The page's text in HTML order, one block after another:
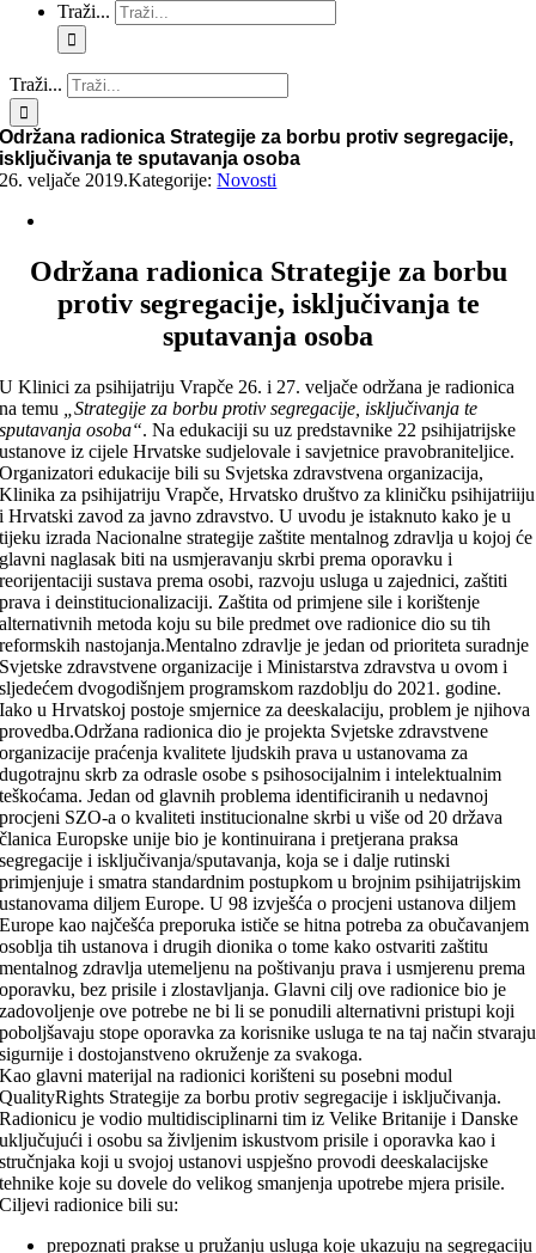
Traži...
Traži...
Održana radionica Strategije za borbu protiv segregacije,
isključivanja te sputavanja osoba
26. veljače 2019.Kategorije:Novosti
Održana radionica Strategije za borbu
protiv segregacije, isključivanja te
sputavanja osoba
U Klinici za psihijatriju Vrapče 26. i 27. veljače održana je radionica
na temu
„Strategije za borbu protiv segregacije, isključivanja te
sputavanja osoba“. Na edukaciji su uz predstavnike 22 psihijatrijske
ustanove iz cijele Hrvatske sudjelovale i savjetnice pravobraniteljice.
Organizatori edukacije bili su Svjetska zdravstvena organizacija,
Klinika za psihijatriju Vrapče, Hrvatsko društvo za kliničku psihijatriiju
i Hrvatski zavod za javno zdravstvo. U uvodu je istaknuto kako je u
tijeku izrada Nacionalne strategije zaštite mentalnog zdravlja u kojoj će
glavni naglasak biti na usmjeravanju skrbi prema oporavku i
reorijentaciji sustava prema osobi, razvoju usluga u zajednici, zaštiti
prava i deinstitucionalizaciji. Zaštita od primjene sile i korištenje
alternativnih metoda koju su bile predmet ove radionice dio su tih
reformskih nastojanja.Mentalno zdravlje je jedan od prioriteta suradnje
Svjetske zdravstvene organizacije i Ministarstva zdravstva u ovom i
sljedećem dvogodišnjem programskom razdoblju do 2021. godine.
Iako u Hrvatskoj postoje smjernice za deeskalaciju, problem je njihova
provedba.Održana radionica dio je projekta Svjetske zdravstvene
organizacije praćenja kvalitete ljudskih prava u ustanovama za
dugotrajnu skrb za odrasle osobe s psihosocijalnim i intelektualnim
teškoćama. Jedan od glavnih problema identificiranih u nedavnoj
procjeni SZO-a o kvaliteti institucionalne skrbi u više od 20 država
članica Europske unije bio je kontinuirana i pretjerana praksa
segregacije i isključivanja/sputavanja, koja se i dalje rutinski
primjenjuje i smatra standardnim postupkom u brojnim psihijatrijskim
ustanovama diljem Europe. U 98 izvješća o procjeni ustanova diljem
Europe kao najčešća preporuka ističe se hitna potreba za obučavanjem
osoblja tih ustanova i drugih dionika o tome kako ostvariti zaštitu
mentalnog zdravlja utemeljenu na poštivanju prava i usmjerenu prema
oporavku, bez prisile i zlostavljanja. Glavni cilj ove radionice bio je
zadovoljenje ove potrebe ne bi li se ponudili alternativni pristupi koji
poboljšavaju stope oporavka za korisnike usluga te na taj način stvaraju
sigurnije i dostojanstveno okruženje za svakoga.
Kao glavni materijal na radionici korišteni su posebni modul
QualityRights Strategije za borbu protiv segregacije i isključivanja.
Radionicu je vodio multidisciplinarni tim iz Velike Britanije i Danske
uključujući i osobu sa življenim iskustvom prisile i oporavka kao i
stručnjaka koji u svojoj ustanovi uspješno provodi deeskalacijske
tehnike koje su dovele do velikog smanjenja upotrebe mjera prisile.
Ciljevi radionice bili su:
prepoznati prakse u pružanju usluga koje ukazuju na segregaciju